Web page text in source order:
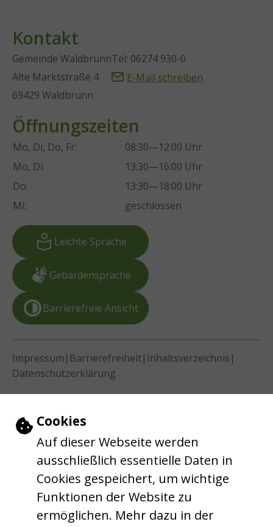
Einstellungen zu Cookies und
Cookies
Auf dieser Webseite werden
ausschließlich essentielle Daten in
Cookies gespeichert, um wichtige
Funktionen der Website zu
ermöglichen. Mehr dazu in der
Kontakt
Gemeinde Waldbrunn
Alte Marktstraße 4
69429 Waldbrunn
Tel: 06274 930-0
E-Mail schreiben
Öffnungszeiten
Mo, Di, Do, Fr:
08:30—12:00 Uhr
Mo, Di:
13:30—16:00 Uhr
Do:
13:30—18:00 Uhr
Mi:
geschlossen
Leichte Sprache
Gebärdensprache
Barrierefreie Ansicht
Impressum | Barrierefreiheit| Inhaltsverzeichnis |
Datenschutzerklärung